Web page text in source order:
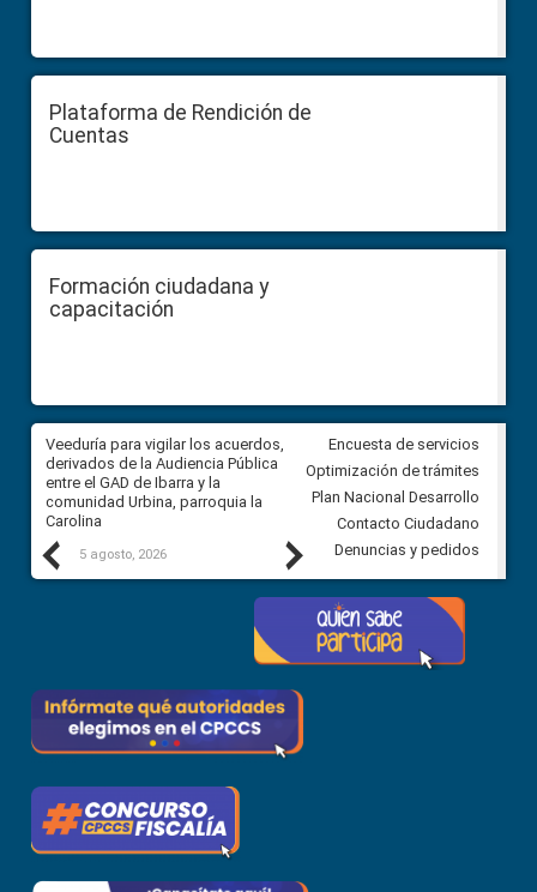
Plataforma de Rendición de
Cuentas
Formación ciudadana y
capacitación
Previous
Veeduría para vigilar los acuerdos,
derivados de la Audiencia Pública
entre el GAD de Ibarra y la
comunidad Urbina, parroquia la
Carolina
5 agosto, 2026
CPCCS convoca a Veeduría
Ciudadana para vigilar el
5 agosto, 2026
Next
Encuesta de servicios
Optimización de trámites
Plan Nacional Desarrollo
Contacto Ciudadano
Denuncias y pedidos